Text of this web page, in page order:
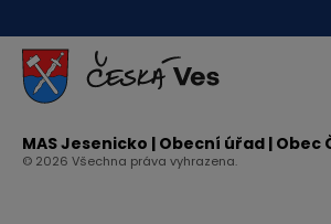
MAS Jesenicko | Obecní úřad | Obec
© 2026 Všechna práva vyhrazena.